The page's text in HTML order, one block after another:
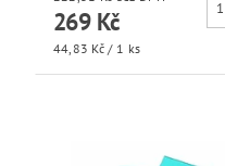
269 Kč
44,83 Kč / 1 ks